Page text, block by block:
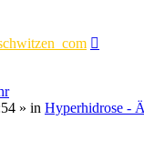
» in Hyperhidrose -